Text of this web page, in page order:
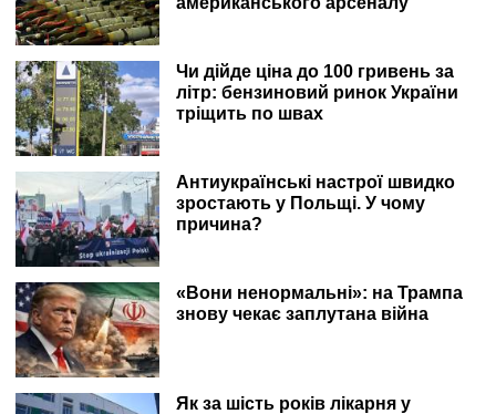
Чи дійде ціна до 100 гривень за
літр: бензиновий ринок України
тріщить по швах
Антиукраїнські настрої швидко
зростають у Польщі. У чому
причина?
«Вони ненормальні»: на Трампа
знову чекає заплутана війна
Як за шість років лікарня у